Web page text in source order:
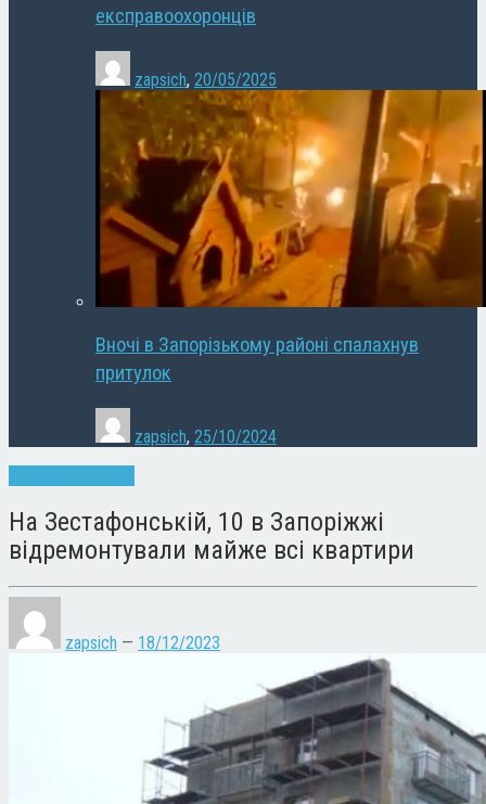
експравоохоронців
zapsich, 20/05/2025
Вночі в Запорізькому районі спалахнув
притулок
zapsich, 25/10/2024
На Зестафонській, 10 в Запоріжжі
відремонтували майже всі квартири
zapsich — 18/12/2023